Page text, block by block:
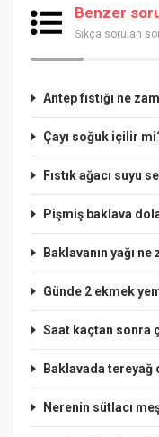
Benzer
Sıkça sorulan
Antep fıstığı ne
Çayı soğuk içilir
Fıstık ağacı suyu
Pişmiş baklava
Baklavanın yağı
Günde 2 ekmek
Saat kaçtan sonra
Baklavada tereyağ
Nerenin sütlacı